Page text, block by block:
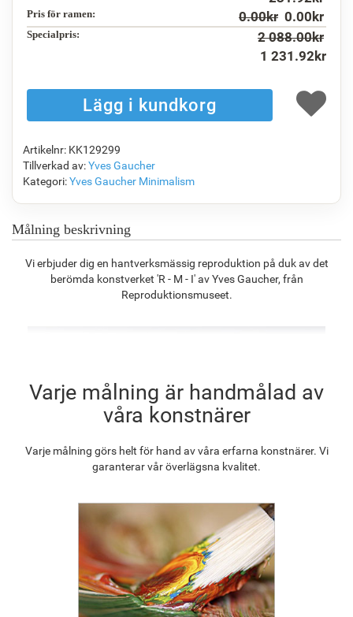
F7034-296 F6731-224
1 471.11
1 364.39kr 1 059.66kr 1 527.72kr 1 375.18kr
Pris för ramen: 0.00kr 0.00 kr
Specialpris: 2 088.00kr
1 231.92 kr
Artikelnr: KK129299
Tillverkad av:Yves Gaucher
Kategori:Yves Gaucher Minimalism
Målning beskrivning
Vi erbjuder dig en hantverksmässig reproduktion på duk av det
berömda konstverket 'R - M - I' av Yves Gaucher, från
Reproduktionsmuseet.
Varje målning är handmålad av
våra konstnärer
Varje målning görs helt för hand av våra erfarna konstnärer. Vi
garanterar vår överlägsna kvalitet.